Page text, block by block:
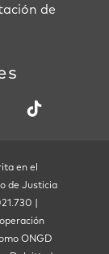
de
en el
de Justicia
|
ONGD